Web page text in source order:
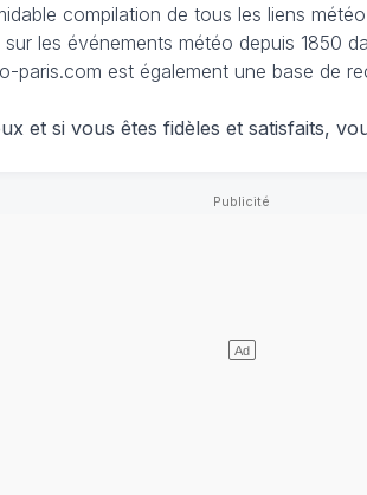
compilation de tous les liens
sur les événements météo depuis 1850
paris.com est également une base de
et si vous êtes fidèles et satisfaits,